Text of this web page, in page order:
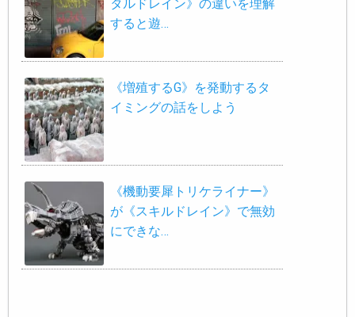
タルドレイン》の違いを理解
すると遊…
《増殖するG》を発動するタ
イミングの話をしよう
《機動要犀トリケライナー》
が《スキルドレイン》で無効
にできな…